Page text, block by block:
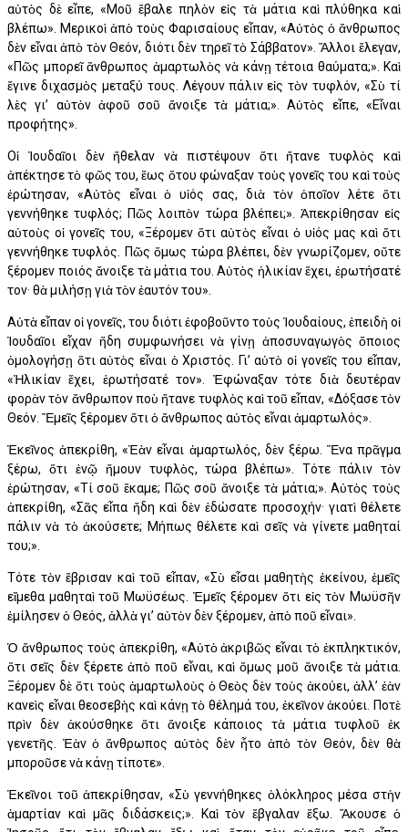
αὐτὸς δὲ εἶπε, «Μοῦ ἔβαλε πηλὸν εἰς τὰ μάτια καὶ πλύθηκα καὶ
βλέπω». Μερικοὶ ἀπὸ τοὺς Φαρισαίους εἶπαν, «Αὐτὸς ὁ ἄνθρωπος
δὲν εἶναι ἀπὸ τὸν Θεόν, διότι δὲν τηρεῖ τὸ Σάββατον». Ἄλλοι ἔλεγαν,
«Πῶς μπορεῖ ἄνθρωπος ἁμαρτωλὸς νὰ κάνῃ τέτοια θαύματα;». Καὶ
ἔγινε διχασμὸς μεταξύ τους. Λέγουν πάλιν εἰς τὸν τυφλόν, «Σὺ τί
λὲς γι’ αὐτὸν ἀφοῦ σοῦ ἄνοιξε τὰ μάτια;». Αὐτὸς εἶπε, «Εἶναι
προφήτης».
Οἱ Ἰουδαῖοι δὲν ἤθελαν νὰ πιστέψουν ὅτι ἤτανε τυφλὸς καὶ
ἀπέκτησε τὸ φῶς του, ἕως ὅτου φώναξαν τοὺς γονεῖς του καὶ τοὺς
ἐρώτησαν, «Αὐτὸς εἶναι ὁ υἱός σας, διὰ τὸν ὁποῖον λέτε ὅτι
γεννήθηκε τυφλός; Πῶς λοιπὸν τώρα βλέπει;». Ἀπεκρίθησαν εἰς
αὐτοὺς οἱ γονεῖς του, «Ξέρομεν ὅτι αὐτὸς εἶναι ὁ υἱός μας καὶ ὅτι
γεννήθηκε τυφλός. Πῶς ὅμως τώρα βλέπει, δὲν γνωρίζομεν, οὔτε
ξέρομεν ποιός ἄνοιξε τὰ μάτια του. Αὐτὸς ἡλικίαν ἔχει, ἐρωτήσατέ
τον· θὰ μιλήσῃ γιὰ τὸν ἑαυτόν του».
Αὐτὰ εἶπαν οἱ γονεῖς, του διότι ἐφοβοῦντο τοὺς Ἰουδαίους, ἐπειδὴ οἱ
Ἰουδαῖοι εἶχαν ἤδη συμφωνήσει νὰ γίνῃ ἀποσυναγωγὸς ὅποιος
ὁμολογήσῃ ὅτι αὐτὸς εἶναι ὁ Χριστός. Γι’ αὐτὸ οἱ γονεῖς του εἶπαν,
«Ἡλικίαν ἔχει, ἐρωτήσατέ τον». Ἐφώναξαν τότε διὰ δευτέραν
φορὰν τὸν ἄνθρωπον ποὺ ἤτανε τυφλὸς καὶ τοῦ εἶπαν, «Δόξασε τὸν
Θεόν. Ἔμεῖς ξέρομεν ὅτι ὁ ἄνθρωπος αὐτὸς εἶναι ἁμαρτωλός».
Ἐκεῖνος ἀπεκρίθη, «Ἐὰν εἶναι ἁμαρτωλός, δὲν ξέρω. Ἕνα πρᾶγμα
ξέρω, ὅτι ἐνῷ ἤμουν τυφλὸς, τώρα βλέπω». Τότε πάλιν τὸν
ἐρώτησαν, «Τί σοῦ ἔκαμε; Πῶς σοῦ ἄνοιξε τὰ μάτια;». Αὐτὸς τοὺς
ἀπεκρίθη, «Σᾶς εἶπα ἤδη καὶ δὲν ἐδώσατε προσοχήν· γιατὶ θέλετε
πάλιν νὰ τὸ ἀκούσετε; Μήπως θέλετε καὶ σεῖς νὰ γίνετε μαθηταί
του;».
Τότε τὸν ἔβρισαν καὶ τοῦ εἶπαν, «Σὺ εἶσαι μαθητὴς ἐκείνου, ἐμεῖς
εἴμεθα μαθηταὶ τοῦ Μωϋσέως. Ἐμεῖς ξέρομεν ὅτι εἰς τὸν Μωϋσῆν
ἐμίλησεν ὁ Θεός, ἀλλὰ γι’ αὐτὸν δὲν ξέρομεν, ἀπὸ ποῦ εἶναι».
Ὁ ἄνθρωπος τοὺς ἀπεκρίθη, «Αὐτὸ ἀκριβῶς εἶναι τὸ ἐκπληκτικόν,
ὅτι σεῖς δὲν ξέρετε ἀπὸ ποῦ εἶναι, καὶ ὅμως μοῦ ἄνοιξε τὰ μάτια.
Ξέρομεν δὲ ὅτι τοὺς ἁμαρτωλοὺς ὁ Θεὸς δὲν τοὺς ἀκούει, ἀλλ’ ἐὰν
κανεὶς εἶναι θεοσεβὴς καὶ κάνῃ τὸ θέλημά του, ἐκεῖνον ἀκούει. Ποτὲ
πρὶν δὲν ἀκούσθηκε ὅτι ἄνοιξε κάποιος τὰ μάτια τυφλοῦ ἐκ
γενετῆς. Ἐὰν ὁ ἄνθρωπος αὐτὸς δὲν ἦτο ἀπὸ τὸν Θεόν, δὲν θὰ
μποροῦσε νὰ κάνῃ τίποτε».
Ἐκεῖνοι τοῦ ἀπεκρίθησαν, «Σὺ γεννήθηκες ὁλόκληρος μέσα στὴν
ἁμαρτίαν καὶ μᾶς διδάσκεις;». Καὶ τὸν ἔβγαλαν ἔξω. Ἄκουσε ὁ